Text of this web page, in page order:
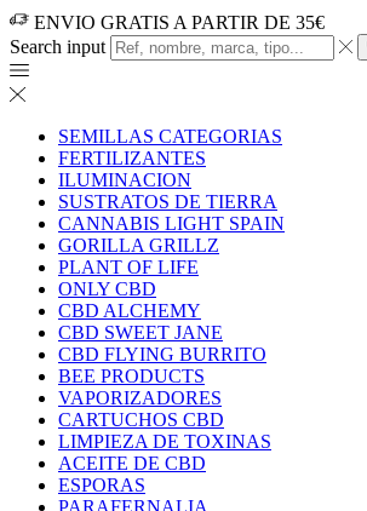
ENVIO GRATIS A PARTIR DE 35€
Search input
SEMILLAS CATEGORIAS
FERTILIZANTES
ILUMINACION
SUSTRATOS DE TIERRA
CANNABIS LIGHT SPAIN
GORILLA GRILLZ
PLANT OF LIFE
ONLY CBD
CBD ALCHEMY
CBD SWEET JANE
CBD FLYING BURRITO
BEE PRODUCTS
VAPORIZADORES
CARTUCHOS CBD
LIMPIEZA DE TOXINAS
ACEITE DE CBD
ESPORAS